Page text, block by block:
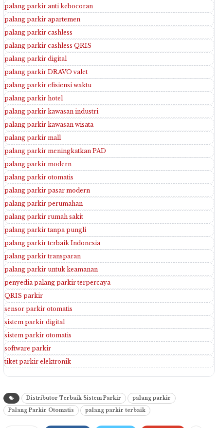
palang parkir anti kebocoran
palang parkir apartemen
palang parkir cashless
palang parkir cashless QRIS
palang parkir digital
palang parkir DRAVO valet
palang parkir efisiensi waktu
palang parkir hotel
palang parkir kawasan industri
palang parkir kawasan wisata
palang parkir mall
palang parkir meningkatkan PAD
palang parkir modern
palang parkir otomatis
palang parkir pasar modern
palang parkir perumahan
palang parkir rumah sakit
palang parkir tanpa pungli
palang parkir terbaik Indonesia
palang parkir transparan
palang parkir untuk keamanan
penyedia palang parkir terpercaya
QRIS parkir
sensor parkir otomatis
sistem parkir digital
sistem parkir otomatis
software parkir
tiket parkir elektronik
Distributor Terbaik Sistem Parkir
palang parkir
Palang Parkir Otomatis
palang parkir terbaik